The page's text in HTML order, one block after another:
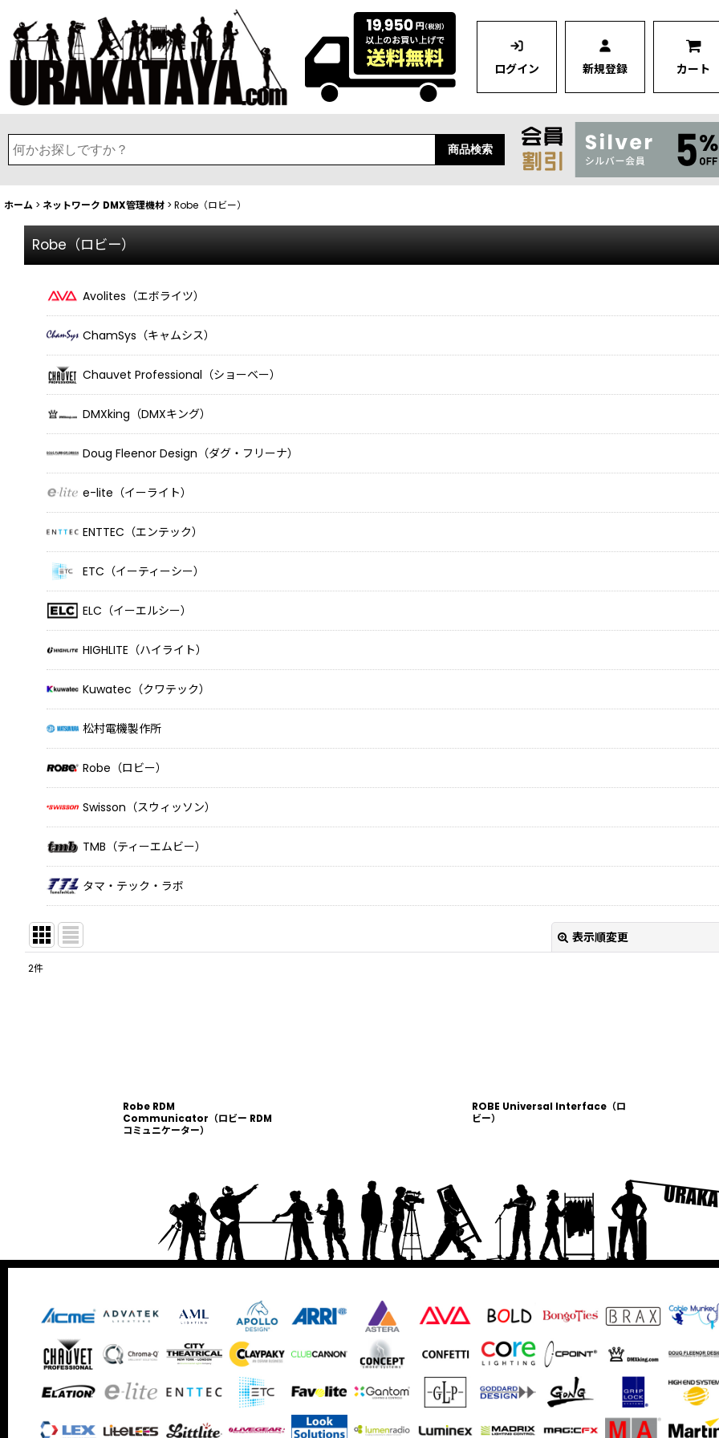
ログイン 新規登録 カート
商品検索
ホーム > ネットワーク DMX管理機材 > Robe（ロビー）
Robe（ロビー）
Avolites（エボライツ）
ChamSys（キャムシス）
Chauvet Professional（ショーベー）
DMXking（DMXキング）
Doug Fleenor Design（ダグ・フリーナ）
e-lite（イーライト）
ENTTEC（エンテック）
ETC（イーティーシー）
ELC（イーエルシー）
HIGHLITE（ハイライト）
Kuwatec（クワテック）
松村電機製作所
Robe（ロビー）
Swisson（スウィッソン）
TMB（ティーエムビー）
タマ・テック・ラボ
表示順変更
2件
Robe RDM
Communicator（ロビー RDM
コミュニケーター）
ROBE Universal Interface（ロ
ビー）